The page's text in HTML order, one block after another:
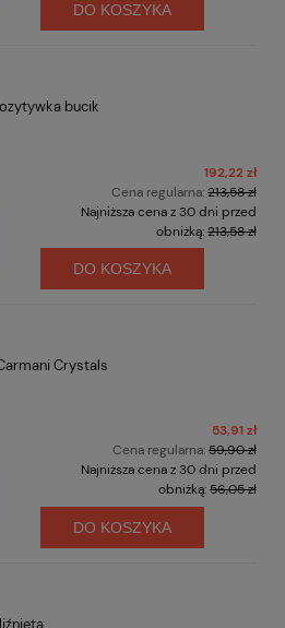
DO KOSZYKA
bucik
192,22 zł
Cena regularna:213,58 zł
Najniższa cena z 30 dni przed
obniżką:213,58 zł
DO KOSZYKA
Crystals
53,91 zł
Cena regularna:59,90 zł
Najniższa cena z 30 dni przed
obniżką:56,05 zł
DO KOSZYKA